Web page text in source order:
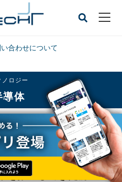
合わせについて
ノロジー
導体
た前SanDisk社長のMehrotra氏をCEOに任
を推進してきた前